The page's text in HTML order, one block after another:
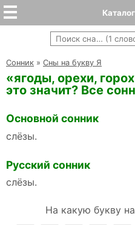
Cонник » Сны на букву Я
«ягоды, орехи,
это значит? Все
Основной сонник
слёзы.
Русский сонник
слёзы.
На какую букву